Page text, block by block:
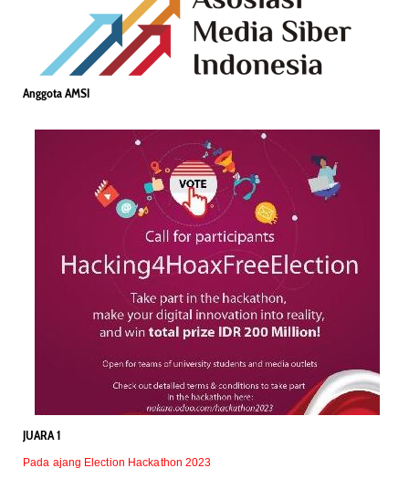
Anggota AMSI
JUARA 1
Pada ajang Election Hackathon 2023